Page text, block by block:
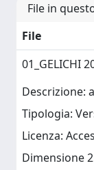
File in
File
01_GELICHI
Descrizione:
Tipologia:
Licenza:
Dimensione